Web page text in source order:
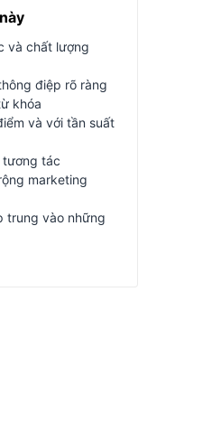
và chất lượng
điệp rõ ràng
khóa
và với tần suất
tương tác
marketing
trung vào những